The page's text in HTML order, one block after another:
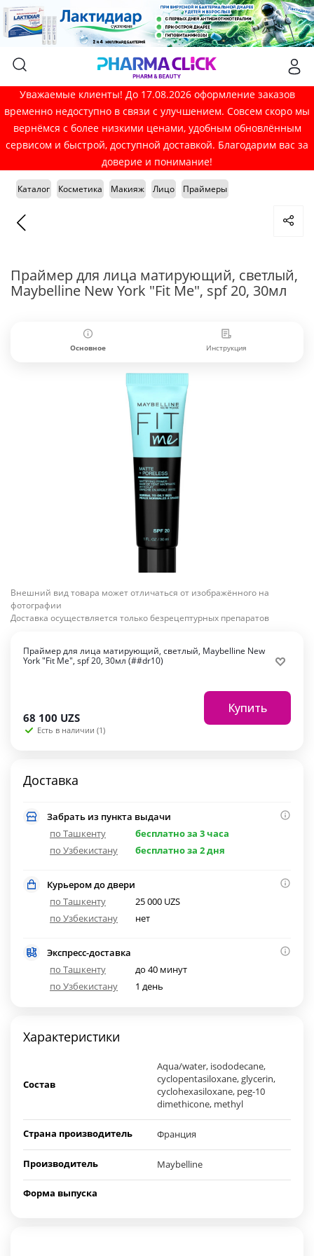
Уважаемые клиенты! До 17.08.2026 оформление заказов
временно недоступно в связи с улучшением. Совсем скоро мы
вернёмся с более низкими ценами, удобным обновлённым
сервисом и быстрой, доступной доставкой. Благодарим вас за
доверие и понимание!
Каталог Косметика Макияж Лицо Праймеры
Праймер для лица матирующий, светлый,
Maybelline New York "Fit Me", spf 20, 30мл
Основное Инструкция
Внешний вид товара может отличаться от изображённого на
фотографии
Доставка осуществляется только безрецептурных препаратов
Праймер для лица матирующий, светлый, Maybelline New
York "Fit Me", spf 20, 30мл (##dr10)
68 100 UZS
Есть в наличии (1)
Купить
Доставка
Забрать из пункта выдачи
по Ташкенту
бесплатно за 3 часа
по Узбекистану
бесплатно за 2 дня
Курьером до двери
по Ташкенту
25 000 UZS
по Узбекистану
нет
Экспресс-доставка
по Ташкенту
до 40 минут
по Узбекистану
1 день
Характеристики
Состав
Aqua/water, isododecane,
cyclopentasiloxane, glycerin,
cyclohexasiloxane, peg-10
dimethicone, methyl
Страна производитель Франция
Производитель Maybelline
Форма выпуска